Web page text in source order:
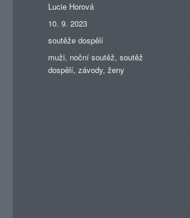
Autor:
Lucie Horová
Publikováno:
10. 9. 2023
Rubriky:
soutěže dospělí
Štítky:
muži, noční soutěž,soutěž
dospělí,závody,ženy